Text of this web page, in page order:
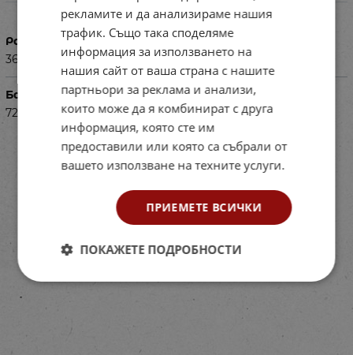
Размери в см
36х8
Баркод (ISBN, UPC, др.)
72243622
рекламите и да анализираме нашия
трафик. Също така споделяме
информация за използването на
нашия сайт от ваша страна с нашите
партньори за реклама и анализи,
които може да я комбинират с друга
информация, която сте им
предоставили или която са събрали от
вашето използване на техните услуги.
ПРИЕМЕТЕ ВСИЧКИ
ПОКАЖЕТЕ ПОДРОБНОСТИ